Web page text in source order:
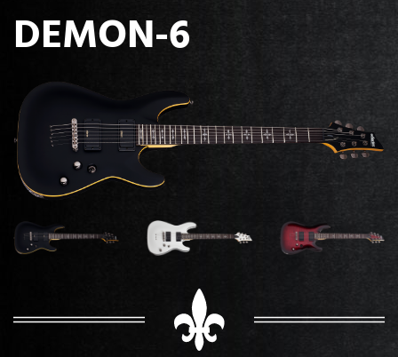
DEMON-6